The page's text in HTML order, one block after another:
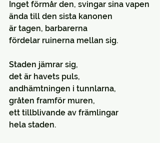
Inget förmår den, svingar sina vapen
ända till den sista kanonen
är tagen, barbarerna
fördelar ruinerna mellan sig.
Staden jämrar sig,
det är havets puls,
andhämtningen i tunnlarna,
gråten framför muren,
ett tillblivande av främlingar
hela staden.